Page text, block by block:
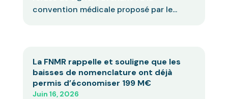
convention médicale proposé par le...
La FNMR rappelle et souligne que les
baisses de nomenclature ont déjà
permis d’économiser 199 M€
Juin 16, 2026